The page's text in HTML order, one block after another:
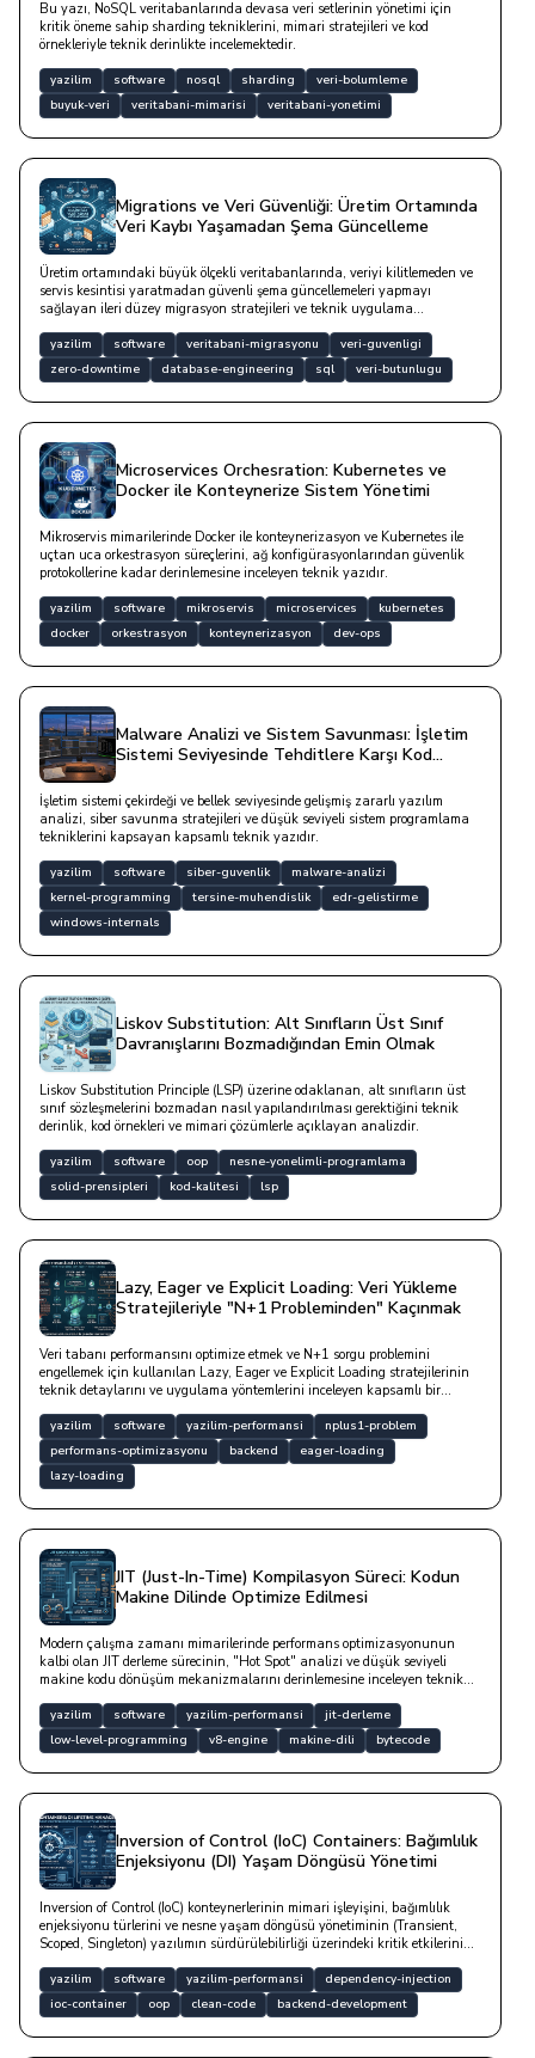
Bu yazı, NoSQL veritabanlarında devasa veri setlerinin yönetimi için
kritik öneme sahip sharding tekniklerini, mimari stratejileri ve kod
örnekleriyle teknik derinlikte incelemektedir.
yazilim software nosql sharding
veri-bolumleme
buyuk-veri
veritabani-mimarisi veritabani-yonetimi
Migrations ve Veri Güvenliği: Üretim Ortamında
Veri Kaybı Yaşamadan Şema Güncelleme
Üretim ortamındaki büyük ölçekli veritabanlarında, veriyi kilitlemeden ve
servis kesintisi yaratmadan güvenli şema güncellemeleri yapmayı
sağlayan ileri düzey migrasyon stratejileri ve teknik uygulama
yazilim software veritabani-migrasyonu
veri-guvenligi
zero-downtime
database-engineering sql veri-butunlugu
Microservices Orchesration: Kubernetes ve
Docker ile Konteynerize Sistem Yönetimi
Mikroservis mimarilerinde Docker ile konteynerizasyon ve Kubernetes ile
uçtan uca orkestrasyon süreçlerini, ağ konfigürasyonlarından güvenlik
protokollerine kadar derinlemesine inceleyen teknik yazıdır.
yazilim software mikroservis microservices
kubernetes
docker
orkestrasyon konteynerizasyon dev-ops
Malware Analizi ve Sistem Savunması: İşletim
Sistemi Seviyesinde Tehditlere Karşı Kod
İşletim sistemi çekirdeği ve bellek seviyesinde gelişmiş zararlı yazılım
analizi, siber savunma stratejileri ve düşük seviyeli sistem programlama
tekniklerini kapsayan kapsamlı teknik yazıdır.
yazilim software siber-guvenlik
malware-analizi
kernel-programming
tersine-muhendislik
edr-gelistirme
windows-internals
Liskov Substitution: Alt Sınıfların Üst Sınıf
Davranışlarını Bozmadığından Emin Olmak
Liskov Substitution Principle (LSP) üzerine odaklanan, alt sınıfların üst
sınıf sözleşmelerini bozmadan nasıl yapılandırılması gerektiğini teknik
derinlik, kod örnekleri ve mimari çözümlerle açıklayan analizdir.
yazilim software oop
nesne-yonelimli-programlama
solid-prensipleri
kod-kalitesi lsp
Lazy, Eager ve Explicit Loading: Veri Yükleme
Stratejileriyle "N+1 Probleminden" Kaçınmak
Veri tabanı performansını optimize etmek ve N+1 sorgu problemini
engellemek için kullanılan Lazy, Eager ve Explicit Loading stratejilerinin
teknik detaylarını ve uygulama yöntemlerini inceleyen kapsamlı bir
yazilim software yazilim-performansi
nplus1-problem
performans-optimizasyonu
backend
eager-loading
lazy-loading
JIT (Just-In-Time) Kompilasyon Süreci: Kodun
Makine Dilinde Optimize Edilmesi
Modern çalışma zamanı mimarilerinde performans optimizasyonunun
kalbi olan JIT derleme sürecinin, "Hot Spot" analizi ve düşük seviyeli
makine kodu dönüşüm mekanizmalarını derinlemesine inceleyen teknik
yazilim software yazilim-performansi
jit-derleme
low-level-programming
v8-engine makine-dili bytecode
Inversion of Control (IoC) Containers: Bağımlılık
Enjeksiyonu (DI) Yaşam Döngüsü Yönetimi
Inversion of Control (IoC) konteynerlerinin mimari işleyişini, bağımlılık
enjeksiyonu türlerini ve nesne yaşam döngüsü yönetiminin (Transient,
Scoped, Singleton) yazılımın sürdürülebilirliği üzerindeki kritik etkilerini
yazilim software yazilim-performansi
dependency-injection
ioc-container
oop clean-code backend-development